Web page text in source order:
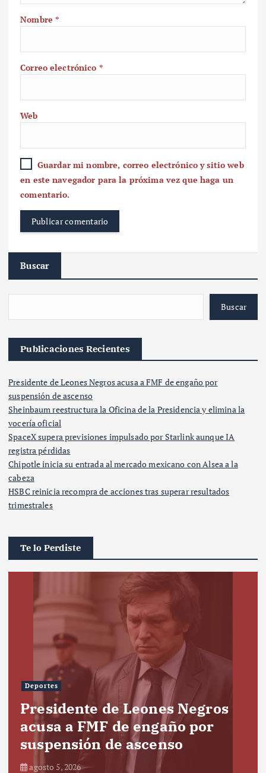
Nombre*
Correo electrónico *
Web
Guardar mi nombre, correo electrónico y sitio web
en este navegador para la próxima vez que haga un
comentario.
Buscar
Buscar
Publicaciones Recientes
Presidente de Leones Negros acusa a FMF de engaño por
suspensión de ascenso
Sheinbaum reestructura la Oficina de la Presidencia y elimina la
vocería oficial
SpaceX supera previsiones impulsado por Starlink aunque IA
registra pérdidas
Chipotle inicia su entrada al mercado mexicano con Alsea a la
cabeza
HSBC reinicia recompra de acciones tras superar resultados
trimestrales
Te lo Perdiste
Deportes
Presidente de Leones Negros
acusa a FMF de engaño por
suspensión de ascenso
agosto 5, 2026